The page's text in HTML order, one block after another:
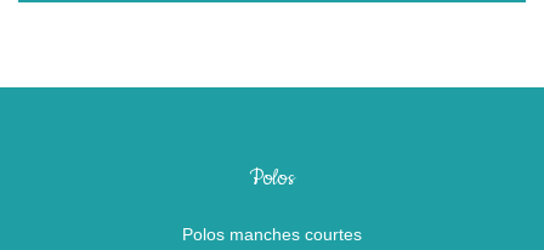
Polos
Polos manches courtes